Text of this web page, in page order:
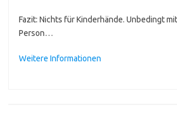
Fazit: Nichts für Kinderhände. Unbedingt
Person…
Weitere Informationen